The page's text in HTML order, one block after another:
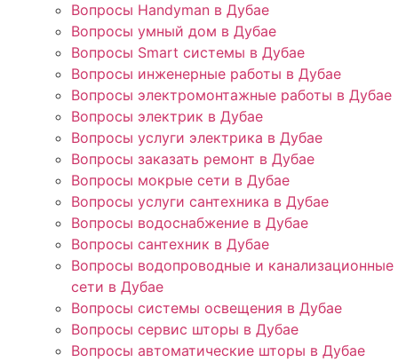
Вопросы Handyman в Дубае
Вопросы умный дом в Дубае
Вопросы Smart системы в Дубае
Вопросы инженерные работы в Дубае
Вопросы электромонтажные работы в Дубае
Вопросы электрик в Дубае
Вопросы услуги электрика в Дубае
Вопросы заказать ремонт в Дубае
Вопросы мокрые сети в Дубае
Вопросы услуги сантехника в Дубае
Вопросы водоснабжение в Дубае
Вопросы сантехник в Дубае
Вопросы водопроводные и канализационные
сети в Дубае
Вопросы системы освещения в Дубае
Вопросы сервис шторы в Дубае
Вопросы автоматические шторы в Дубае